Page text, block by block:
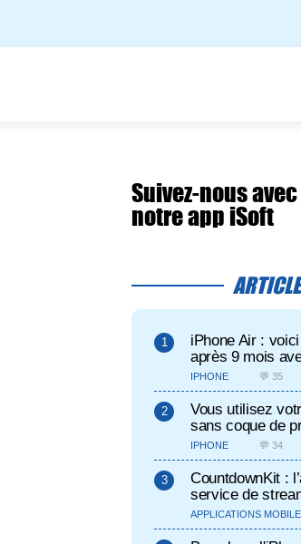
Suivez-nous avec
notre app iSoft
iPhone Air :
après 9 mois
IPHONE 💬 35
Vous utilisez
sans coque de
IPHONE 💬 34
CountdownKit :
service de
APPLICATIONS MOBILE